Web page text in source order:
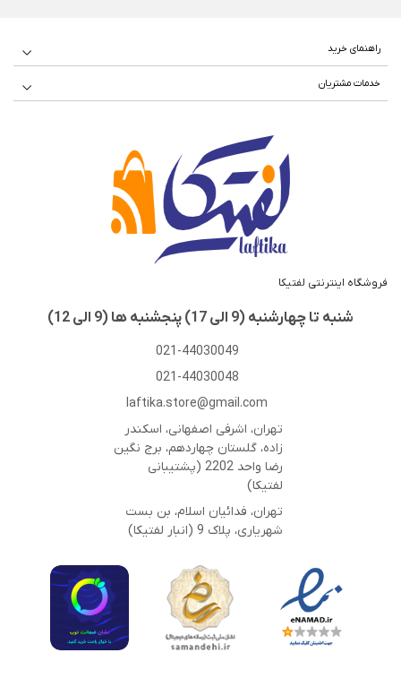
راهنمای خرید
خدمات مشتریان
فروشگاه اینترنتی لفتیکا
شنبه تا چهارشنبه (9 الی 17) پنجشنبه ها (9 الی 12)
021-44030049
021-44030048
laftika.store@gmail.com
تهران، اشرفی اصفهانی، اسکندر
زاده، گلستان چهاردهم، برج نگین
رضا واحد 2202 (پشتیبانی
لفتیکا)
تهران، فدائیان اسلام، بن بست
شهریاری، پلاک 9 (انبار لفتیکا)